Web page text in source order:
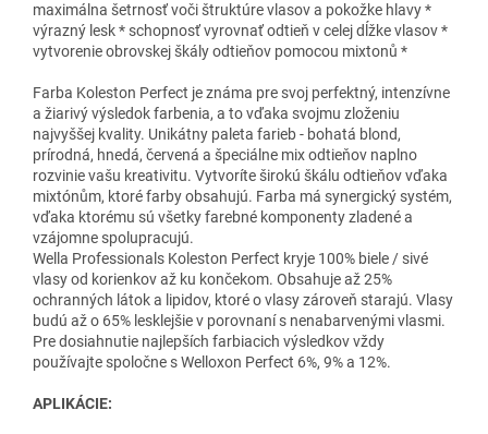
maximálna šetrnosť voči štruktúre vlasov a pokožke hlavy *
výrazný lesk * schopnosť vyrovnať odtieň v celej dĺžke vlasov *
vytvorenie obrovskej škály odtieňov pomocou mixtonů *
Farba Koleston Perfect je známa pre svoj perfektný, intenzívne
a žiarivý výsledok farbenia, a to vďaka svojmu zloženiu
najvyššej kvality. Unikátny paleta farieb - bohatá blond,
prírodná, hnedá, červená a špeciálne mix odtieňov naplno
rozvinie vašu kreativitu. Vytvoríte širokú škálu odtieňov vďaka
mixtónům, ktoré farby obsahujú. Farba má synergický systém,
vďaka ktorému sú všetky farebné komponenty zladené a
vzájomne spolupracujú.
Wella Professionals Koleston Perfect kryje 100% biele / sivé
vlasy od korienkov až ku končekom. Obsahuje až 25%
ochranných látok a lipidov, ktoré o vlasy zároveň starajú. Vlasy
budú až o 65% lesklejšie v porovnaní s nenabarvenými vlasmi.
Pre dosiahnutie najlepších farbiacich výsledkov vždy
používajte spoločne s Welloxon Perfect 6%, 9% a 12%.
APLIKÁCIE: